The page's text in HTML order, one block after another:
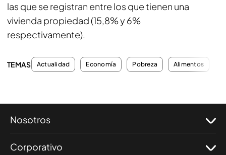
las que se registran entre los que tienen una
vivienda propiedad (15,8% y 6%
respectivamente).
TEMAS Actualidad Economía Pobreza Alimentos
Nosotros
Corporativo